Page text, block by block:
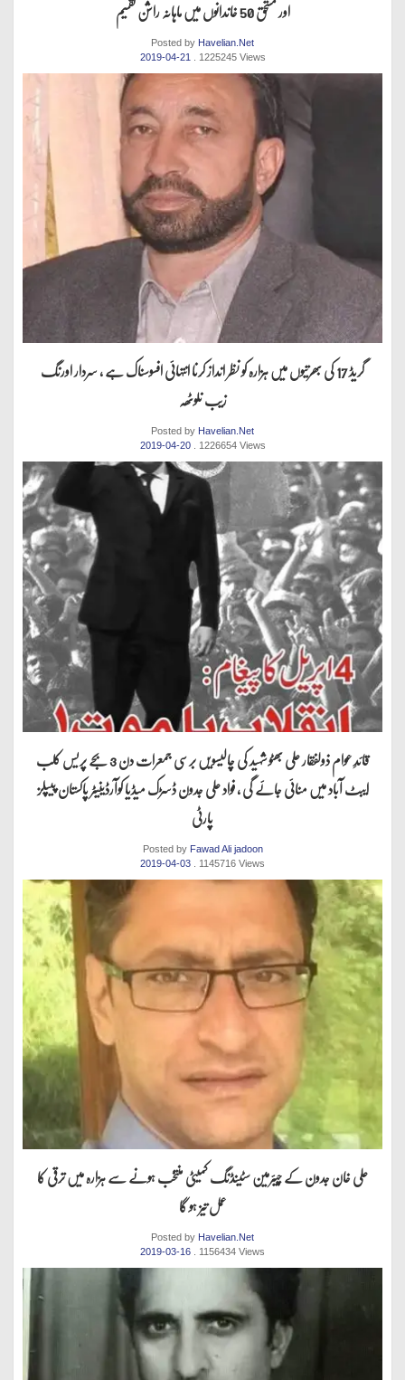
اور مستحق 50 خاندانوں میں ماہانہ راشن تقسیم
Posted by Havelian.Net
2019-04-21
. 1225245 Views
گریڈ 17 کی بھرتیوں میں ہزارہ کو نظر انداز کرنا انتہائی افسوسناک ہے ، سردار اورنگ
زیب نلوٹھہ
Posted by Havelian.Net
2019-04-20
. 1226654 Views
قائدِ عوام ذولفقار علی بھٹو شہید کی چالیسویں برسی جمعرات دن 3 بجے پریس کلب
ایبٹ آباد میں منائی جائے گی ، فواد علی جدون ڈسڑک میڈیا کوآرڈینیٹر پاکستان پیپلز
پارٹی
Posted by Fawad Ali jadoon
2019-04-03
. 1145716 Views
علی خان جدون کے چیئرمین سٹینڈنگ کمیٹی منتخب ہونے سے ہزارہ میں ترقی کا
عمل تیز ہو گا
Posted by Havelian.Net
2019-03-16
. 1156434 Views